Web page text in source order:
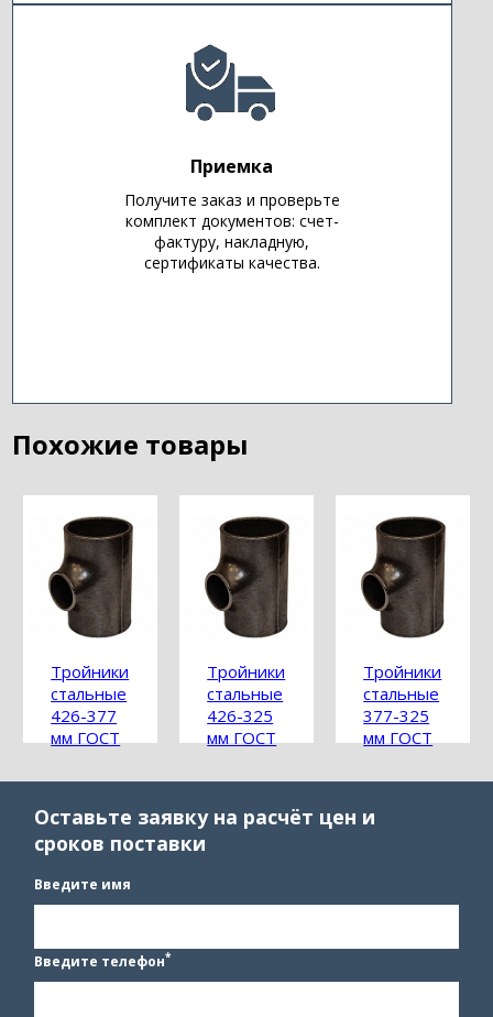
Приемка
Получите заказ и проверьте
комплект документов: счет-
фактуру, накладную,
сертификаты качества.
Похожие товары
Тройники
стальные
426-377
мм ГОСТ
2001
Тройники
стальные
426-325
мм ГОСТ
2001
Тройники
стальные
377-325
мм ГОСТ
2001
Оставьте заявку на расчёт цен и
сроков поставки
Введите имя
Введите телефон*